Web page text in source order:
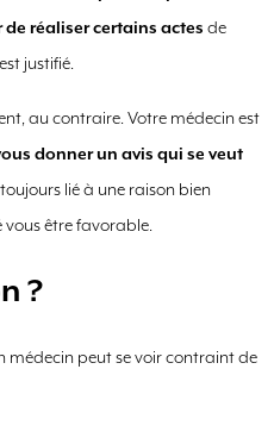
de réaliser certains actes de
justifié.
au contraire. Votre médecin est
donner un avis qui se veut
lié à une raison bien
vous être favorable.
?
médecin peut se voir contraint de